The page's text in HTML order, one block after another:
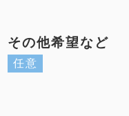
その他希望など
任意